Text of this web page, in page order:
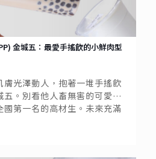
金城五：最愛手搖飲的小鮮肉型
膚光澤動人，抱著一堆手搖飲
五。別看他人畜無害的可愛模
國第一名的高材生。未來充滿
的起時間的磨練，熱情能助
洋溢活力滿滿的他，心智堅